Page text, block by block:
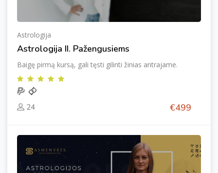
Astrologija
Astrologija II. Pažengusiems
Baigę pirmą kursą, gali tęsti gilinti žinias antrajame.
24 €499